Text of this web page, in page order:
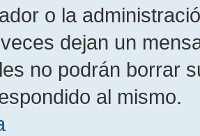
o la
dejan un
no podrán borrar
al mismo.